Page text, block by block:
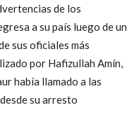
de los
a su país luego de un
sus oficiales más
por Hafizullah Amín,
había llamado a las
su arresto